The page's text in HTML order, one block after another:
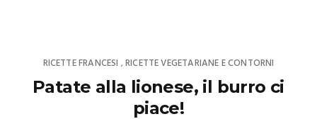
RICETTE FRANCESI ,RICETTE VEGETARIANE E CONTORNI
Patate alla lionese, il burro ci
piace!